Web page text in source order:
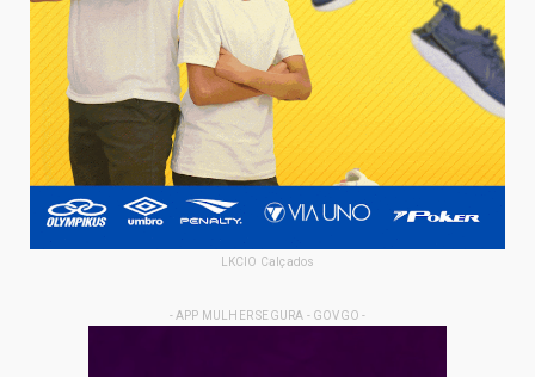
LKCIO Calçados
- APP MULHER SEGURA - GOVGO -